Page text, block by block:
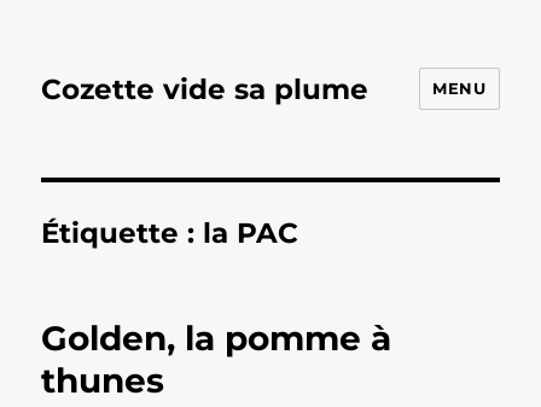
Cozette vide sa plume MENU
Étiquette : la PAC
Golden, la pomme à
thunes